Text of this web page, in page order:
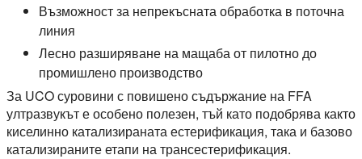
Възможност за непрекъсната обработка в поточна
линия
Лесно разширяване на мащаба от пилотно до
промишлено производство
За UCO суровини с повишено съдържание на FFA
ултразвукът е особено полезен, тъй като подобрява както
киселинно катализираната естерификация, така и базово
катализираните етапи на трансестерификация.